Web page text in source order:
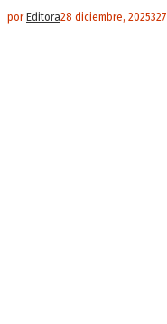
porEditora28 diciembre, 2025327